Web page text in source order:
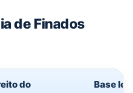
de Finados
do
Base